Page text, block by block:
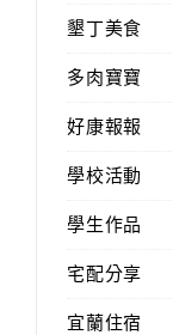
墾丁美食
多肉寶寶
好康報報
學校活動
學生作品
宅配分享
宜蘭住宿